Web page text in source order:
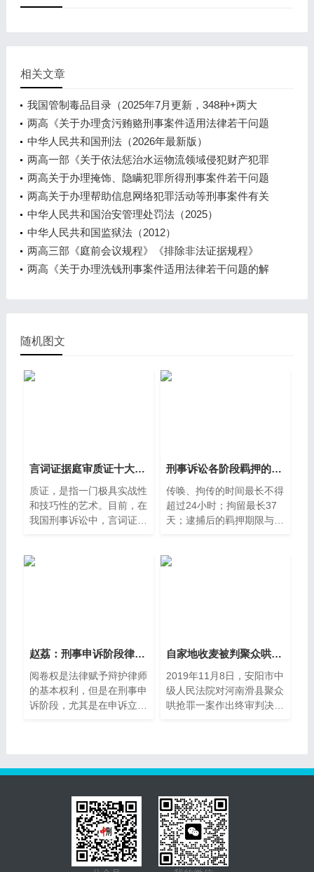
相关文章
我国管制毒品目录（2025年7月更新，348种+两大
类）
两高《关于办理贪污贿赂刑事案件适用法律若干问题
的解释（二）》（2026）
中华人民共和国刑法（2026年最新版）
两高一部《关于依法惩治水运物流领域侵犯财产犯罪
的指导意见》（2026）
两高关于办理掩饰、隐瞒犯罪所得刑事案件若干问题
的解释（2025）
两高关于办理帮助信息网络犯罪活动等刑事案件有关
问题的意见（2005）
中华人民共和国治安管理处罚法（2025）
中华人民共和国监狱法（2012）
两高三部《庭前会议规程》《排除非法证据规程》
两高《关于办理洗钱刑事案件适用法律若干问题的解
随机图文
言词证据庭审质证十大策略
质证，是指一门极具实战性
和技巧性的艺术。目前，在
我国刑事诉讼中，言词证据
刑事诉讼各阶段羁押的期限是多长
传唤、拘传的时间最长不得
超过24小时；拘留最长37
天；逮捕后的羁押期限与办
赵荔：刑事申诉阶段律师阅卷权实现
阅卷权是法律赋予辩护律师
的基本权利，但是在刑事申
诉阶段，尤其是在申诉立案
自家地收麦被判聚众哄抢 京师律
2019年11月8日，安阳市中
级人民法院对河南滑县聚众
哄抢罪一案作出终审判决：